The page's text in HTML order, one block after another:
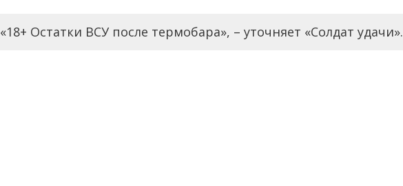
«18+ Остатки ВСУ после термобара», – уточняет «Солдат удачи».